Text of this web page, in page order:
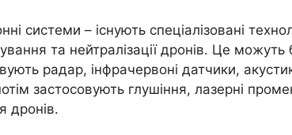
системи – існують спеціалізовані
та нейтралізації дронів. Це
радар, інфрачервоні датчики,
застосовують глушіння, лазерні
дронів.